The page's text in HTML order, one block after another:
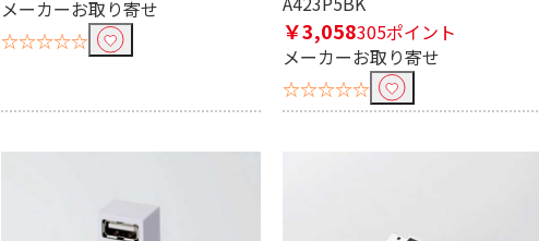
メーカーお取り寄せ
☆☆☆☆☆
￥3,058305ポイント
メーカーお取り寄せ
☆☆☆☆☆